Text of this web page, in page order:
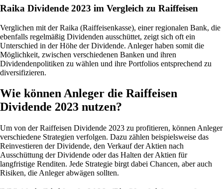
Raika Dividende 2023 im Vergleich zu Raiffeisen
Verglichen mit der Raika (Raiffeisenkasse), einer regionalen Bank, die
ebenfalls regelmäßig Dividenden ausschüttet, zeigt sich oft ein
Unterschied in der Höhe der Dividende. Anleger haben somit die
Möglichkeit, zwischen verschiedenen Banken und ihren
Dividendenpolitiken zu wählen und ihre Portfolios entsprechend zu
diversifizieren.
Wie können Anleger die Raiffeisen
Dividende 2023 nutzen?
Um von der Raiffeisen Dividende 2023 zu profitieren, können Anleger
verschiedene Strategien verfolgen. Dazu zählen beispielsweise das
Reinvestieren der Dividende, den Verkauf der Aktien nach
Ausschüttung der Dividende oder das Halten der Aktien für
langfristige Renditen. Jede Strategie birgt dabei Chancen, aber auch
Risiken, die Anleger abwägen sollten.